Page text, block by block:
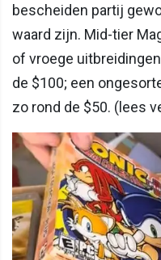
bescheiden partij
waard zijn. Mid-tier
of vroege
de $100; een
zo rond de $50. (lees